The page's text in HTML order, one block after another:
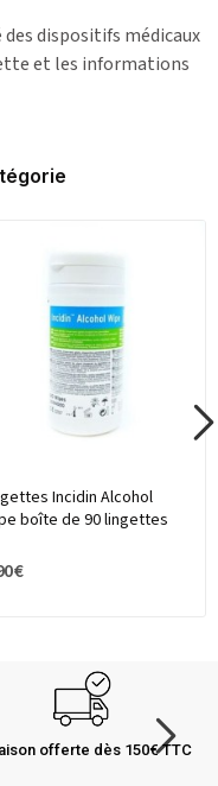
dispositifs médicaux
et les informations
Incidin Alcohol
boîte de 90 lingettes
€
offerte dès 150€ TTC